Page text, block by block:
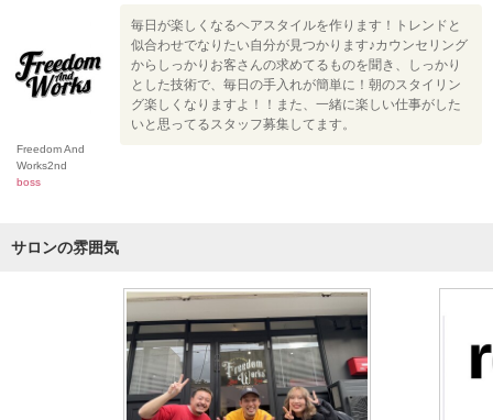
Freedom And
Works2nd
boss
毎日が楽しくなるヘアスタイルを作ります！トレンドと
似合わせでなりたい自分が見つかります♪カウンセリング
からしっかりお客さんの求めてるものを聞き、しっかり
とした技術で、毎日の手入れが簡単に！朝のスタイリン
グ楽しくなりますよ！！また、一緒に楽しい仕事がした
いと思ってるスタッフ募集してます。
サロンの雰囲気